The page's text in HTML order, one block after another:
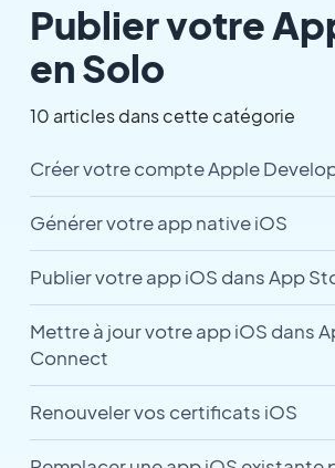
Publier votre
en Solo
10 articles dans cette catégorie
Créer votre compte Apple
Générer votre app native iOS
Publier votre app iOS dans App
Mettre à jour votre app iOS dans
Connect
Renouveler vos certificats iOS